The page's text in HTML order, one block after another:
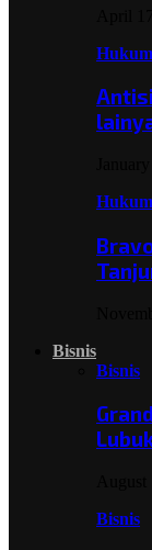
Hukum
Hukum
Bisnis
Bisnis
Bisnis